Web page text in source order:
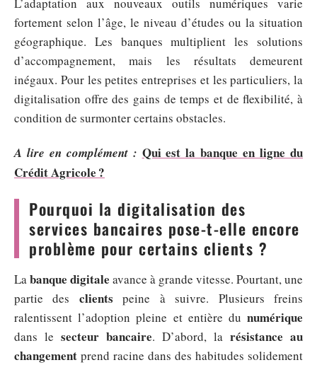
fortement selon l’âge, le niveau d’études ou la situation
géographique. Les banques multiplient les solutions
d’accompagnement, mais les résultats demeurent
inégaux. Pour les petites entreprises et les particuliers, la
digitalisation offre des gains de temps et de flexibilité, à
condition de surmonter certains obstacles.
A lire en complément : Qui est la banque en ligne du
Crédit Agricole ?
Pourquoi la digitalisation des
services bancaires pose-t-elle encore
problème pour certains clients ?
Labanque digitale avance à grande vitesse. Pourtant, une
partie des clients peine à suivre. Plusieurs freins
ralentissent l’adoption pleine et entière du numérique
dans le secteur bancaire. D’abord, la résistance au
changement prend racine dans des habitudes solidement